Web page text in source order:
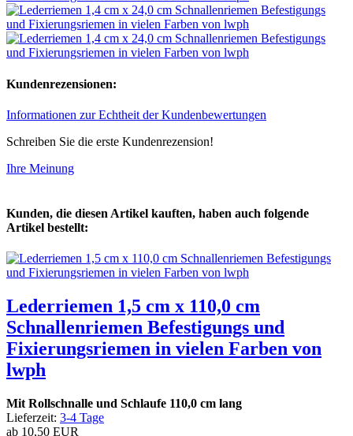
Kundenrezensionen:
Informationen zur Echtheit der Kundenbewertungen
Schreiben Sie die erste Kundenrezension!
Ihre Meinung
Kunden, die diesen Artikel kauften, haben auch folgende
Artikel bestellt:
Lederriemen 1,5 cm x 110,0 cm
Schnallenriemen Befestigungs und
Fixierungsriemen in vielen Farben von
lwph
Mit Rollschnalle und Schlaufe 110,0 cm lang
Lieferzeit: 3-4 Tage
ab 10,50 EUR